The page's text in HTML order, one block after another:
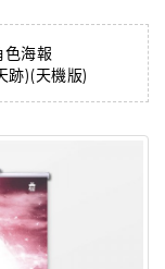
海報
跡)(天機版)